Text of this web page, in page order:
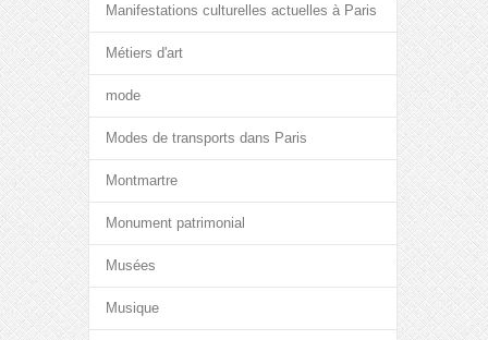
Manifestations culturelles actuelles à Paris
Métiers d'art
mode
Modes de transports dans Paris
Montmartre
Monument patrimonial
Musées
Musique